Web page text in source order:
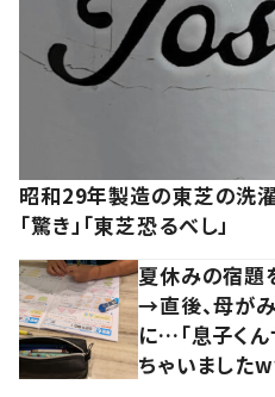
昭和29年製造の東芝の洗
「驚き」「東芝恐るべし」
夏休みの宿題
→直後、母がみ
に…「息子く
ちゃいました